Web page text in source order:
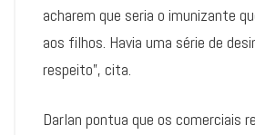
acharem que seria o imunizante
aos filhos. Havia uma série de
respeito”, cita.
Darlan pontua que os comerciais